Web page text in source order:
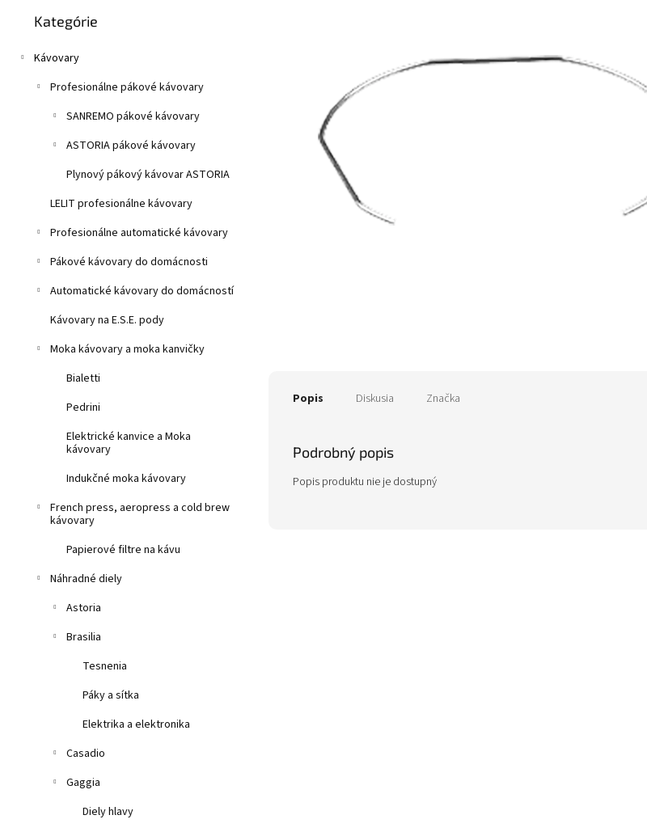
n
e
kategórie
Kategórie
Kávovary
Profesionálne pákové kávovary
SANREMO pákové kávovary
ASTORIA pákové kávovary
Plynový pákový kávovar ASTORIA
LELIT profesionálne kávovary
Profesionálne automatické kávovary
Pákové kávovary do domácnosti
Automatické kávovary do domácností
Kávovary na E.S.E. pody
Moka kávovary a moka kanvičky
Bialetti
Pedrini
Elektrické kanvice a Moka
kávovary
Indukčné moka kávovary
French press, aeropress a cold brew
kávovary
Papierové filtre na kávu
Náhradné diely
Astoria
Brasilia
Tesnenia
Páky a sítka
Elektrika a elektronika
Casadio
Gaggia
Diely hlavy
Popis Diskusia Značka
Podrobný popis
Popis produktu nie je dostupný